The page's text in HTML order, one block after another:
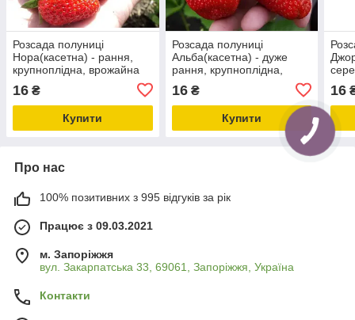
Розсада полуниці
Нора(касетна) - рання,
крупноплідна, врожайна
16 ₴
Купити
Розсада полуниці
Альба(касетна) - дуже
рання, крупноплідна,
16₴
Купити
16
Про нас
100% позитивних з 995 відгуків за рік
Працює з 09.03.2021
м. Запоріжжя
вул. Закарпатська 33, 69061, Запоріжжя, Україна
Контакти